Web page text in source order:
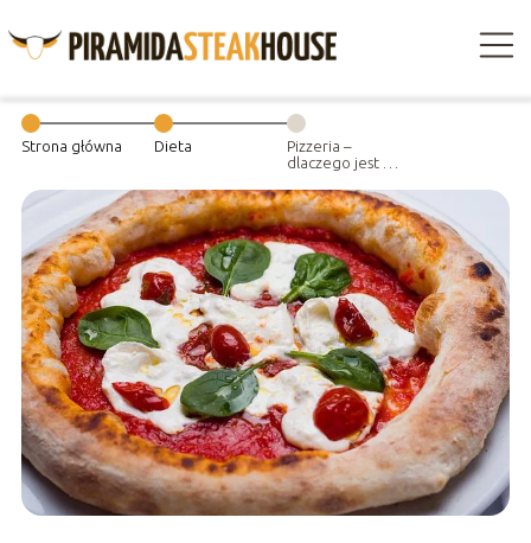
Strona główna Dieta
Pizzeria –
dlaczego jest to
restauracja
Polaków?